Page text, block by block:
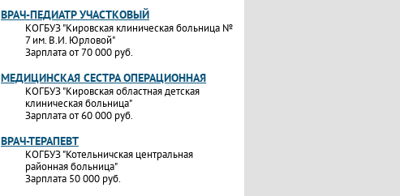
ВРАЧ-ПЕДИАТР УЧАСТКОВЫЙ
КОГБУЗ "Кировская клиническая больница №
7 им. В.И. Юрловой"
Зарплата от 70 000 руб.
МЕДИЦИНСКАЯ СЕСТРА ОПЕРАЦИОННАЯ
КОГБУЗ "Кировская областная детская
клиническая больница"
Зарплата от 60 000 руб.
ВРАЧ-ТЕРАПЕВТ
КОГБУЗ "Котельничская центральная
районная больница"
Зарплата 50 000 руб.